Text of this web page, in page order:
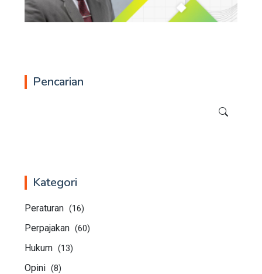
Pencarian
Kategori
Peraturan (16)
Perpajakan (60)
Hukum (13)
Opini (8)